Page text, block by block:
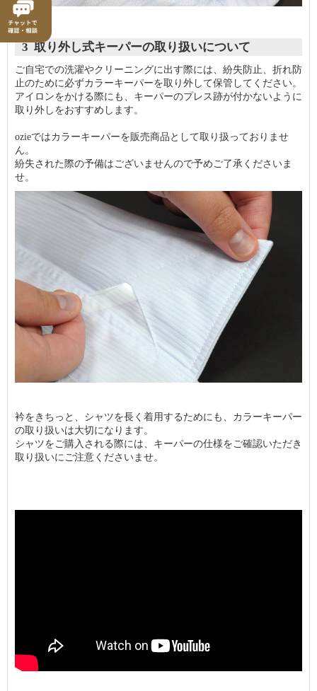
3 取り外し式キーパーの取り扱いについて
ご自宅での洗濯やクリーニングに出す際には、紛失防止、折れ防
止のために必ずカラーキーパーを取り外して保管してください。
アイロンをかける際にも、キーパーのプレス跡が付かないように
取り外しをおすすめします。
ozieではカラーキーパーを販売商品として取り扱っておりませ
ん。
紛失された際の予備はございませんので予めご了承くださいま
せ。
衿をきちっと、シャツを長く着用するためにも、カラーキーパー
の取り扱いは大切になります。
シャツをご購入される際には、キーパーの仕様をご確認いただき
取り扱いにご注意くださいませ。